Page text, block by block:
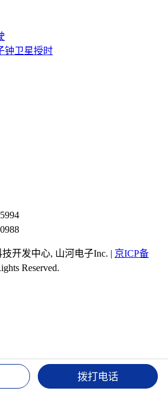
钟卫星授时
开发中心, 山河电子Inc. | 京ICP备
Reserved.
北斗可实现高精度授时 北斗授时密码
北斗手机授时 拨打电话